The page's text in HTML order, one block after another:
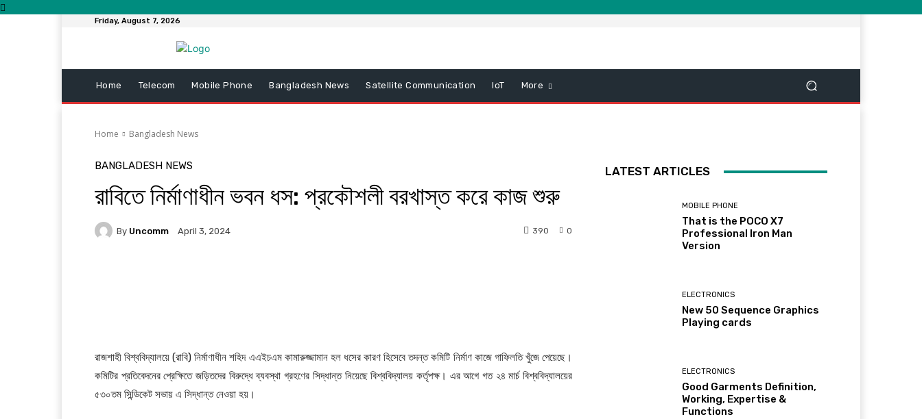
Friday, August 7, 2026
Home Telecom Mobile Phone Bangladesh News Satellite Communication IoT More
Home Bangladesh News
BANGLADESH NEWS
রাবিতে নির্মাণাধীন ভবন ধস: প্রকৌশলী বরখাস্ত করে কাজ শুরু
By Uncomm April 3, 2024 0
390
রাজশাহী বিশ্ববিদ্যালয়ে (রাবি) নির্মাণাধীন শহিদ এএইচএম কামারুজ্জামান হল ধসের কারণ হিসেবে তদন্ত কমিটি নির্মাণ কাজে গাফিলতি খুঁজে পেয়েছে।
কমিটির প্রতিবেদনের প্রেক্ষিতে জড়িতদের বিরুদ্ধে ব্যবস্থা গ্রহণের সিদ্ধান্ত নিয়েছে বিশ্ববিদ্যালয় কর্তৃপক্ষ। এর আগে গত ২৪ মার্চ বিশ্ববিদ্যালয়ের
৫৩০তম সিন্ডিকেট সভায় এ সিদ্ধান্ত নেওয়া হয়।
LATEST ARTICLES
MOBILE PHONE
That is the POCO X7
Professional Iron Man
Version
ELECTRONICS
New 50 Sequence Graphics
Playing cards
ELECTRONICS
Good Garments Definition,
Working, Expertise &
Functions